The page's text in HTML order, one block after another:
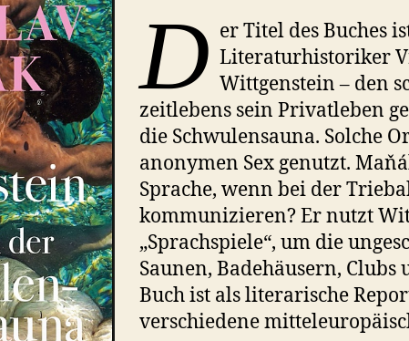
D er Titel des Buches
Literaturhistoriker
Wittgenstein – den
zeitlebens sein Privatleben
die Schwulensauna. Solche
anonymen Sex genutzt.
Sprache, wenn bei der
kommunizieren? Er nutzt
„Sprachspiele“, um die
Saunen, Badehäusern,
Buch ist als literarische
verschiedene